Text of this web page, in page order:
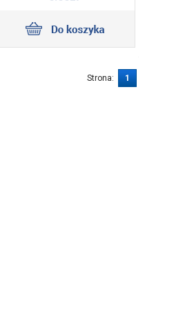
Strona: 1